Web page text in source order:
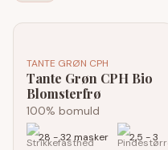
TANTE GRØN CPH
Tante Grøn CPH Bio
Blomsterfrø
100% bomuld
28 - 32 masker
2,5 - 3